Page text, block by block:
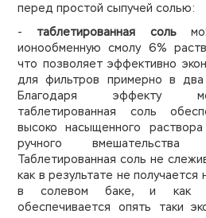
перед простой сыпучей солью:
- таблетированная соль
ионообменную смолу 6%
что позволяетэффективно
для фильтров
примерно в два
Благодаря эффекту
таблетированная соль
высоко насыщенного
ручного
Таблетированная соль не
как в результате не получается
всолевом баке,и как
обеспечивается опять таки